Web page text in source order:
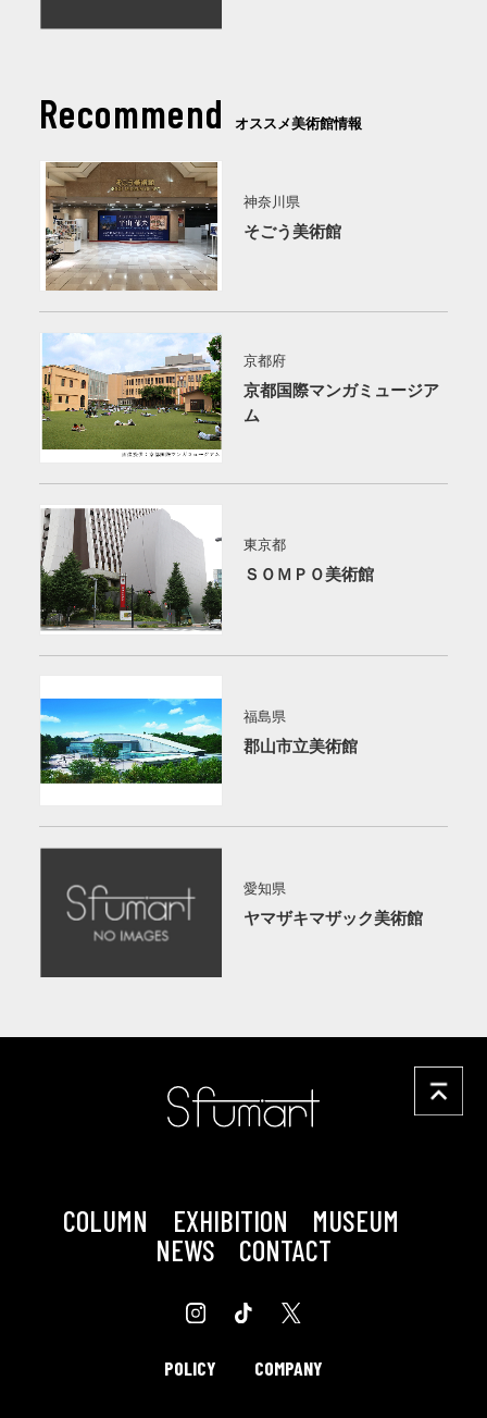
Recommend オススメ美術館情報
神奈川県
そごう美術館
京都府
京都国際マンガミュージア
ム
東京都
ＳＯＭＰＯ美術館
福島県
郡山市立美術館
愛知県
ヤマザキマザック美術館
COLUMN EXHIBITION
MUSEUM
NEWS
CONTACT
POLICY COMPANY